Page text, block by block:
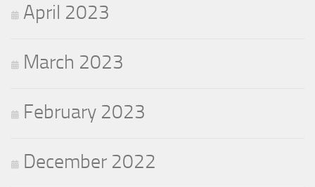
April 2023
March 2023
February 2023
December 2022